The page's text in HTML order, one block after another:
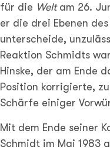
für die Welt am 26.
er die drei Ebenen
unterscheide,
Reaktion Schmidts
Hinske, der am Ende
Position korrigierte,
Schärfe einiger
Mit dem Ende seiner
Schmidt im Mai 1983